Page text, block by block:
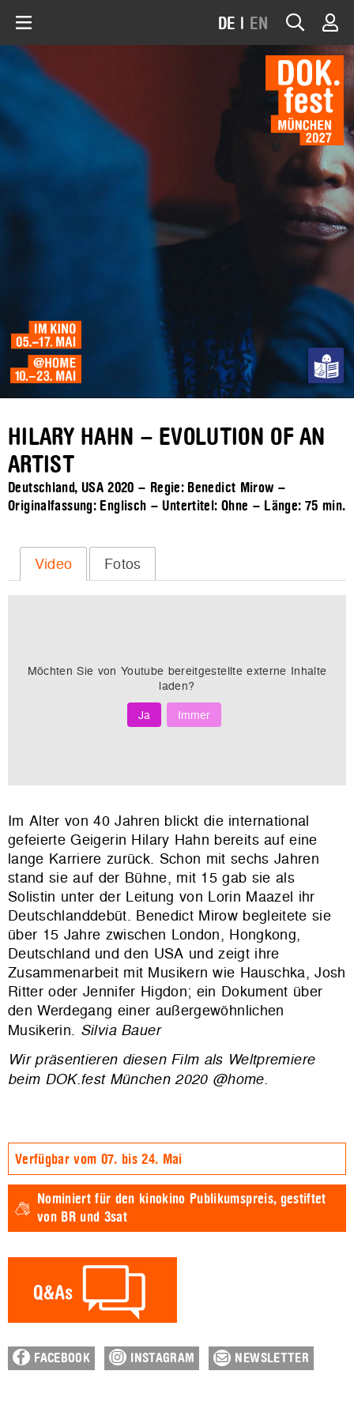
DE | EN
HILARY HAHN – EVOLUTION OF AN
ARTIST
Deutschland, USA 2020 – Regie: Benedict Mirow –
Originalfassung: Englisch – Untertitel: Ohne – Länge: 75 min.
Video Fotos
Möchten Sie von Youtube bereitgestellte externe Inhalte
laden?
Ja
Immer
Im Alter von 40 Jahren blickt die international
gefeierte Geigerin Hilary Hahn bereits auf eine
lange Karriere zurück. Schon mit sechs Jahren
stand sie auf der Bühne, mit 15 gab sie als
Solistin unter der Leitung von Lorin Maazel ihr
Deutschlanddebüt. Benedict Mirow begleitete sie
über 15 Jahre zwischen London, Hongkong,
Deutschland und den USA und zeigt ihre
Zusammenarbeit mit Musikern wie Hauschka, Josh
Ritter oder Jennifer Higdon; ein Dokument über
den Werdegang einer außergewöhnlichen
Musikerin. Silvia Bauer
Wir präsentieren diesen Film als Weltpremiere
beim DOK.fest München 2020 @home.
Verfügbar vom 07. bis 24. Mai
Nominiert für den kinokino Publikumspreis, gestiftet
von BR und 3sat
FACEBOOK INSTAGRAM NEWSLETTER